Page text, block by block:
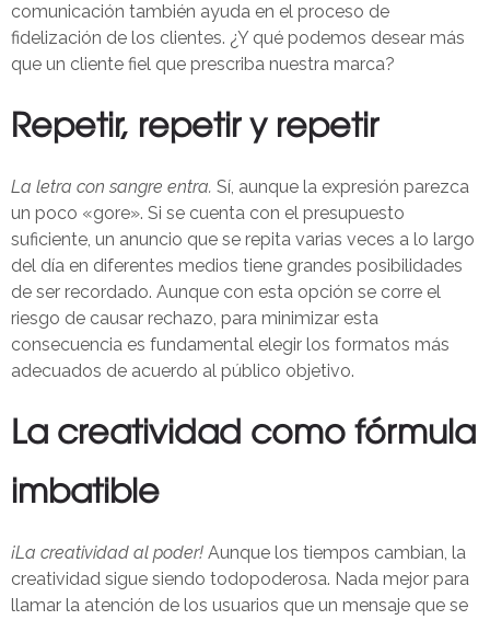
comunicación también ayuda en el proceso de
fidelización de los clientes. ¿Y qué podemos desear más
que un cliente fiel que prescriba nuestra marca?
Repetir, repetir y repetir
La letra con sangre entra. Sí, aunque la expresión parezca
un poco «gore». Si se cuenta con el presupuesto
suficiente, un anuncio que se repita varias veces a lo largo
del día en diferentes medios tiene grandes posibilidades
de ser recordado. Aunque con esta opción se corre el
riesgo de causar rechazo, para minimizar esta
consecuencia es fundamental elegir los formatos más
adecuados de acuerdo al público objetivo.
La creatividad como fórmula
imbatible
¡La creatividad al poder! Aunque los tiempos cambian, la
creatividad sigue siendo todopoderosa. Nada mejor para
llamar la atención de los usuarios que un mensaje que se